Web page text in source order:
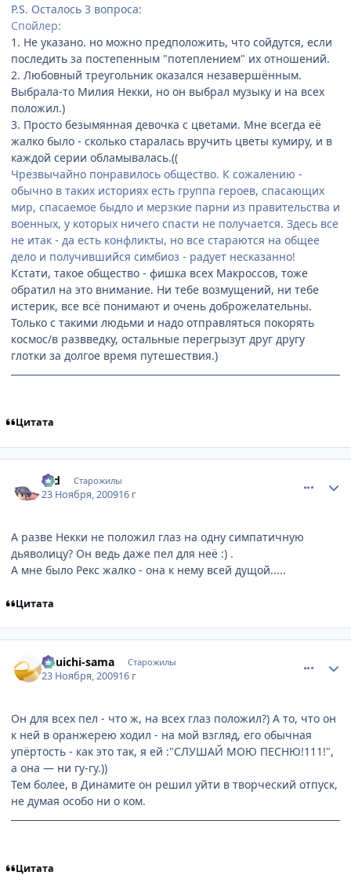
P.S. Осталось 3 вопроса:
Спойлер:
1. Не указано. но можно предположить, что сойдутся, если
последить за постепенным "потеплением" их отношений.
2. Любовный треугольник оказался незавершённым.
Выбрала-то Милия Некки, но он выбрал музыку и на всех
положил.)
3. Просто безымянная девочка с цветами. Мне всегда её
жалко было - сколько старалась вручить цветы кумиру, и в
каждой серии обламывалась.((
Чрезвычайно понравилось общество. К сожалению -
обычно в таких историях есть группа героев, спасающих
мир, спасаемое быдло и мерзкие парни из правительства и
военных, у которых ничего спасти не получается. Здесь все
не итак - да есть конфликты, но все стараются на общее
дело и получившийся симбиоз - радует несказанно!
Кстати, такое общество - фишка всех Макроссов, тоже
обратил на это внимание. Ни тебе возмущений, ни тебе
истерик, все всё понимают и очень доброжелательны.
Только с такими людьми и надо отправляться покорять
космос/в развведку, остальные перегрызут друг другу
глотки за долгое время путешествия.)
Цитата
Old Старожилы
23 Ноября, 200916 г
А разве Некки не положил глаз на одну симпатичную
дьяволицу? Он ведь даже пел для неё :) .
А мне было Рекс жалко - она к нему всей дущой.....
Цитата
Yuuichi-sama Старожилы
23 Ноября, 200916 г
Он для всех пел - что ж, на всех глаз положил?) А то, что он
к ней в оранжерею ходил - на мой взгляд, его обычная
упёртость - как это так, я ей :"СЛУШАЙ МОЮ ПЕСНЮ!111!",
а она — ни гу-гу.))
Тем более, в Динамите он решил уйти в творческий отпуск,
не думая особо ни о ком.
Цитата